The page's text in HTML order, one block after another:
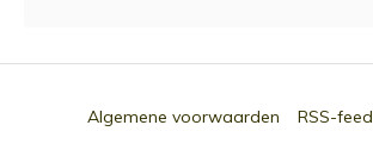
Algemene voorwaarden RSS-feed